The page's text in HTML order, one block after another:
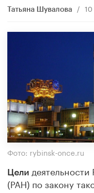
Татьяна Шувалова /
Фото: rybinsk-once.ru
Цели
(РАН) по закону